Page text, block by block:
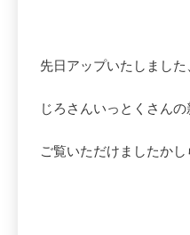
先日アップいたしました
じろさんいっとくさんの
ご覧いただけましたかし